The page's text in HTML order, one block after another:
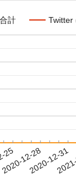
合計 Twitter
25
2020-12-282020-12-31